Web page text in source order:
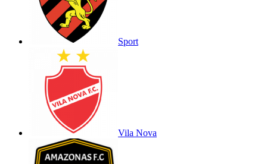
Sport
Vila Nova